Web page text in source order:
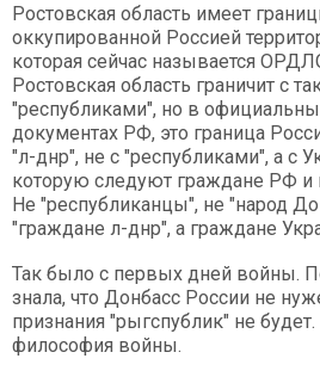
Ростовская область имеет
оккупированной Россией
которая сейчас называется
Ростовская область граничит с
"республиками", но в
документах РФ, это граница
"л-днр", не с "республиками", а с
которую следуют граждане РФ и
Не "республиканцы", не "народ
"граждане л-днр", а граждане
Так было с первых дней войны.
знала, что Донбасс России не
признания "рыгспублик" не
философия войны.